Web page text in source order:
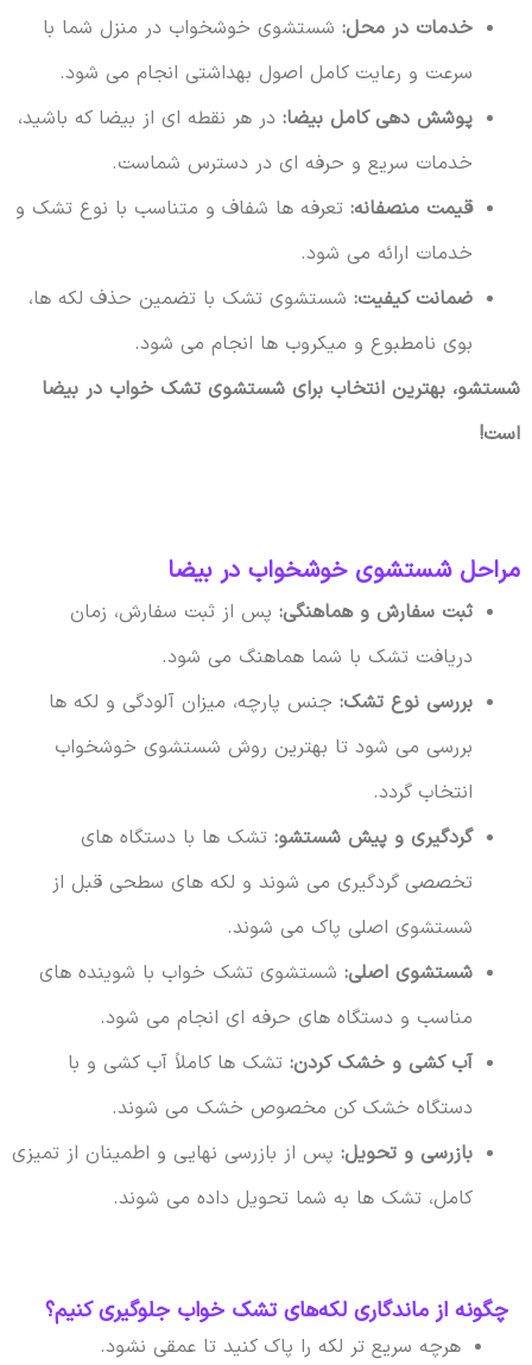
خدمات در محل:شستشوی خوشخواب در منزل شما با
سرعت و رعایت کامل اصول بهداشتی انجام می شود.
پوشش دهی کامل بیضا:در هر نقطه ای از بیضا که باشید،
خدمات سریع و حرفه ای در دسترس شماست.
قیمت منصفانه:تعرفه ها شفاف و متناسب با نوع تشک و
خدمات ارائه می شود.
ضمانت کیفیت:شستشوی تشک با تضمین حذف لکه ها،
بوی نامطبوع و میکروب ها انجام می شود.
شستشو، بهترین انتخاب برای شستشوی تشک خواب در بیضا
است!
مراحل شستشوی خوشخواب در بیضا
ثبت سفارش و هماهنگی:پس از ثبت سفارش، زمان
دریافت تشک با شما هماهنگ می شود.
بررسی نوع تشک:جنس پارچه، میزان آلودگی و لکه ها
بررسی می شود تا بهترین روش شستشوی خوشخواب
انتخاب گردد.
گردگیری و پیش شستشو:تشک ها با دستگاه های
تخصصی گردگیری می شوند و لکه های سطحی قبل از
شستشوی اصلی پاک می شوند.
شستشوی اصلی:شستشوی تشک خواب با شوینده های
مناسب و دستگاه های حرفه ای انجام می شود.
آب کشی و خشک کردن:تشک ها کاملاً آب کشی و با
دستگاه خشک کن مخصوص خشک می شوند.
بازرسی و تحویل:پس از بازرسی نهایی و اطمینان از تمیزی
کامل، تشک ها به شما تحویل داده می شوند.
چگونه از ماندگاری لکه‌های تشک خواب جلوگیری کنیم؟
هرچه سریع تر لکه را پاک کنید تا عمقی نشود.